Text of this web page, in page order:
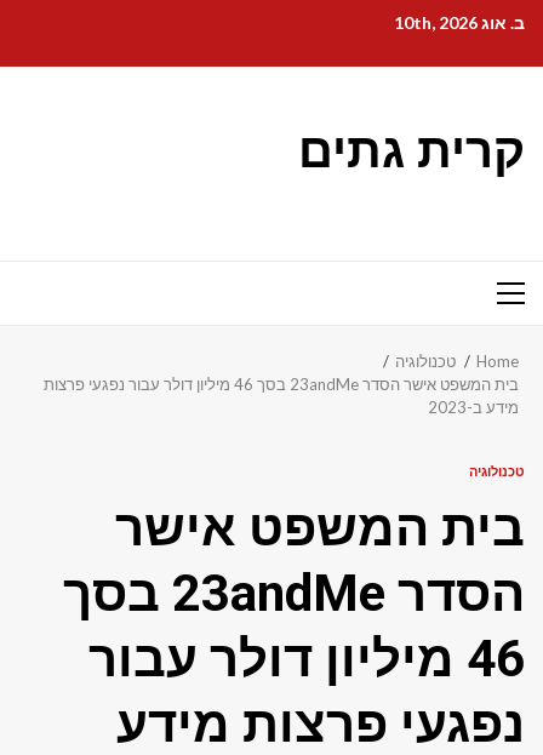
content
ב. אוג 10th, 2026
קרית גתים
Primary
Home
טכנולוגיה
בית המשפט אישר הסדר 23andMe בסך 46 מיליון דולר עבור נפגעי פרצות
מידע ב-2023
טכנולוגיה
בית המשפט אישר
הסדר 23andMe בסך
46 מיליון דולר עבור
נפגעי פרצות מידע